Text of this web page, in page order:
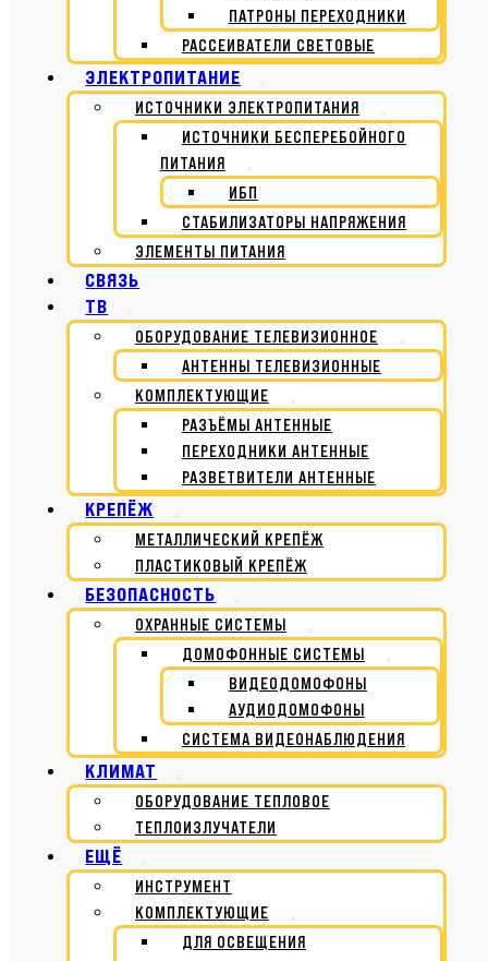
ПАТРОНЫ ПЕРЕХОДНИКИ
РАССЕИВАТЕЛИ СВЕТОВЫЕ
ЭЛЕКТРОПИТАНИЕ
ИСТОЧНИКИ ЭЛЕКТРОПИТАНИЯ
ИСТОЧНИКИ БЕСПЕРЕБОЙНОГО
ПИТАНИЯ
ИБП
СТАБИЛИЗАТОРЫ НАПРЯЖЕНИЯ
ЭЛЕМЕНТЫ ПИТАНИЯ
СВЯЗЬ
ТВ
ОБОРУДОВАНИЕ ТЕЛЕВИЗИОННОЕ
АНТЕННЫ ТЕЛЕВИЗИОННЫЕ
КОМПЛЕКТУЮЩИЕ
РАЗЪЁМЫ АНТЕННЫЕ
ПЕРЕХОДНИКИ АНТЕННЫЕ
РАЗВЕТВИТЕЛИ АНТЕННЫЕ
КРЕПЁЖ
МЕТАЛЛИЧЕСКИЙ КРЕПЁЖ
ПЛАСТИКОВЫЙ КРЕПЁЖ
БЕЗОПАСНОСТЬ
ОХРАННЫЕ СИСТЕМЫ
ДОМОФОННЫЕ СИСТЕМЫ
ВИДЕОДОМОФОНЫ
АУДИОДОМОФОНЫ
СИСТЕМА ВИДЕОНАБЛЮДЕНИЯ
КЛИМАТ
ОБОРУДОВАНИЕ ТЕПЛОВОЕ
ТЕПЛОИЗЛУЧАТЕЛИ
ЕЩЁ
ИНСТРУМЕНТ
КОМПЛЕКТУЮЩИЕ
ДЛЯ ОСВЕЩЕНИЯ